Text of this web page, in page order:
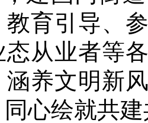
教育引导、
态从业者等
涵养文明新
心绘就共